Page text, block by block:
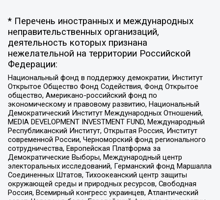
* Перечень иностранных и международных
неправительственных организаций,
деятельность которых признана
нежелательной на территории Российской
Федерации:
Национальный фонд в поддержку демократии, Институт
Открытое Общество Фонд Содействия, Фонд Открытое
общество, Американо-российский фонд по
экономическому и правовому развитию, Национальный
Демократический Институт Международных Отношений,
MEDIA DEVELOPMENT INVESTMENT FUND, Международный
Республиканский Институт, Открытая Россия, Институт
современной России, Черноморский фонд регионального
сотрудничества, Европейская Платформа за
Демократические Выборы, Международный центр
электоральных исследований, Германский фонд Маршалла
Соединенных Штатов, Тихоокеанский центр защиты
окружающей среды и природных ресурсов, Свободная
Россия, Всемирный конгресс украинцев, Атлантический